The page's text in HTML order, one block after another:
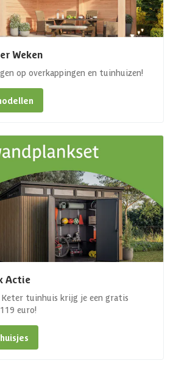
Weken
op overkappingen en tuinhuizen!
Actie
Keter tuinhuis krijg je een gratis
euro!